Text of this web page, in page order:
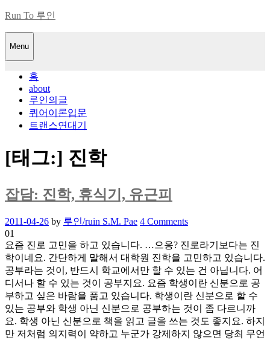
Skip
content
Run To 루인
Menu
홈
about
루인의글
퀴어이론입문
트랜스연대기
[태그:] 진학
잡담: 진학, 휴식기, 유근피
Posted
on
2011-04-26 by 루인/ruin S.M. Pae 4 Comments
01
요즘 진로 고민을 하고 있습니다. …으응? 진로라기보다는 진
학이네요. 간단하게 말해서 대학원 진학을 고민하고 있습니다.
공부라는 것이, 반드시 학교에서만 할 수 있는 건 아닙니다. 어
디서나 할 수 있는 것이 공부지요. 요즘 학생이란 신분으로 공
부하고 싶은 바람을 품고 있습니다. 학생이란 신분으로 할 수
있는 공부와 학생 아닌 신분으로 공부하는 것이 좀 다르니까
요. 학생 아닌 신분으로 책을 읽고 글을 쓰는 것도 좋지요. 하지
만 저처럼 의지력이 약하고 누군가 강제하지 않으면 당최 무언